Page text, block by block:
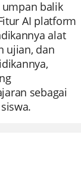
balik
AI platform
alat
ujian, dan
sebagai